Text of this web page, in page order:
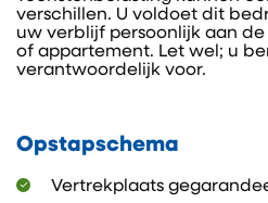
verschillen. U voldoet dit
uw verblijf persoonlijk aan
of appartement. Let wel; u
verantwoordelijk voor.
Opstapschema
Vertrekplaats